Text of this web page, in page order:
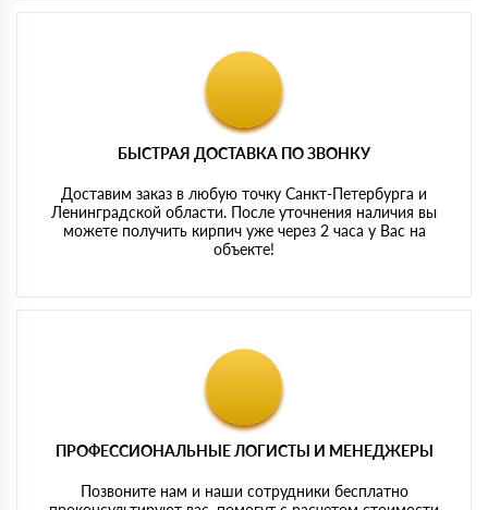
БЫСТРАЯ ДОСТАВКА ПО ЗВОНКУ
Доставим заказ в любую точку Санкт-Петербурга и
Ленинградской области. После уточнения наличия вы
можете получить кирпич уже через 2 часа у Вас на
объекте!
ПРОФЕССИОНАЛЬНЫЕ ЛОГИСТЫ И МЕНЕДЖЕРЫ
Позвоните нам и наши сотрудники бесплатно